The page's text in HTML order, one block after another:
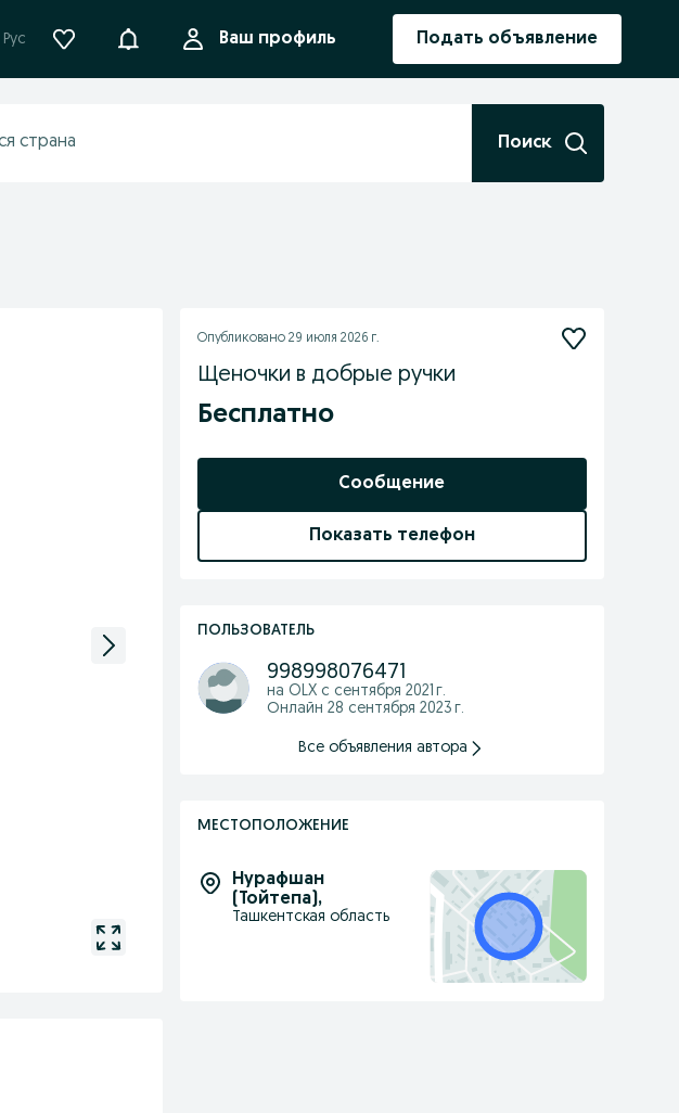
Рус УведомленияВаш профиль Подать объявление
Поиск
Опубликовано 29 июля 2026 г.
Щеночки в добрые ручки
Бесплатно
Сообщение
Показать телефон
ПОЛЬЗОВАТЕЛЬ
998998076471
на OLX с сентября 2021 г.
Онлайн 28 сентября 2023 г.
Все объявления автора
МЕСТОПОЛОЖЕНИЕ
Нурафшан
(Тойтепа) ,
Ташкентская область